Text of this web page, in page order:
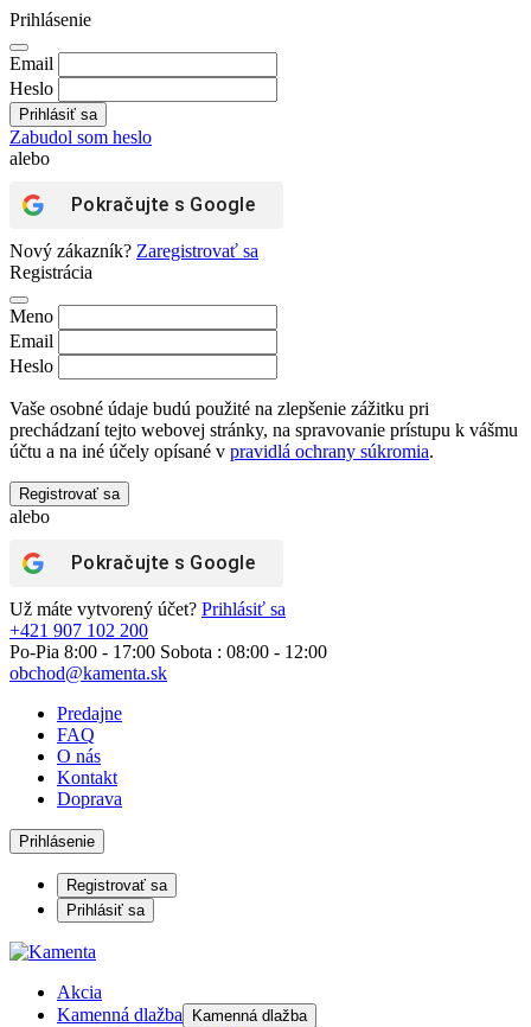
Prihlásenie
Email
Heslo
Zabudol som heslo
alebo
Pokračujte s Google
Nový zákazník? Zaregistrovať sa
Registrácia
Meno
Email
Heslo
Vaše osobné údaje budú použité na zlepšenie zážitku pri
prechádzaní tejto webovej stránky, na spravovanie prístupu k vášmu
účtu a na iné účely opísané v pravidlá ochrany súkromia.
Registrovať sa
alebo
Pokračujte s Google
Už máte vytvorený účet? Prihlásiť sa
+421 907 102 200
Po-Pia 8:00 - 17:00 Sobota : 08:00 - 12:00
obchod@kamenta.sk
Predajne
FAQ
O nás
Kontakt
Doprava
Prihlásenie
Registrovať sa
Prihlásiť sa
Akcia
Kamenná dlažba
Kamenná dlažba